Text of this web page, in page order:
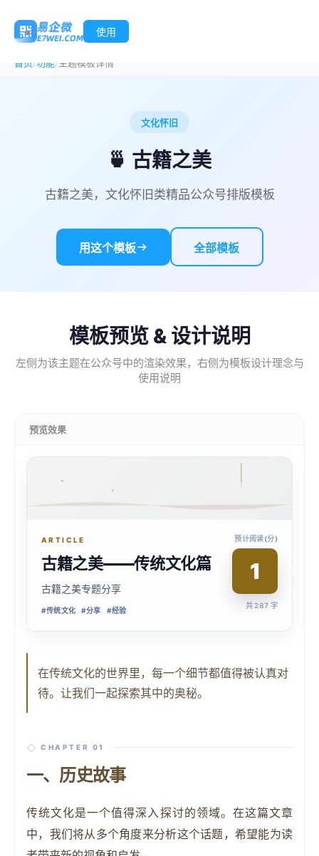
使用
首页/功能/ 主题模板详情
文化怀旧
🍵 古籍之美
古籍之美，文化怀旧类精品公众号排版模板
用这个模板 全部模板
模板预览 & 设计说明
左侧为该主题在公众号中的渲染效果，右侧为模板设计理念与
使用说明
预览效果
ARTICLE
古籍之美——传统文化篇
古籍之美专题分享
#传统文化 #分享 #经验
预计阅读(分)
1
共 287 字
在传统文化的世界里，每一个细节都值得被认真对
待。让我们一起探索其中的奥秘。
CHAPTER 01
一、历史故事
传统文化是一个值得深入探讨的领域。在这篇文章
中，我们将从多个角度来分析这个话题，希望能为读